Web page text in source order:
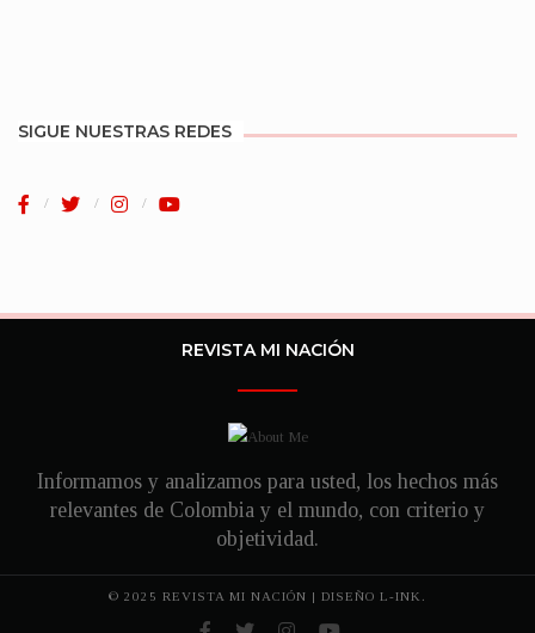
SIGUE NUESTRAS REDES
REVISTA MI NACIÓN
Informamos y analizamos para usted, los hechos más
relevantes de Colombia y el mundo, con criterio y
objetividad.
© 2025 REVISTA MI NACIÓN | DISEÑO L-INK.